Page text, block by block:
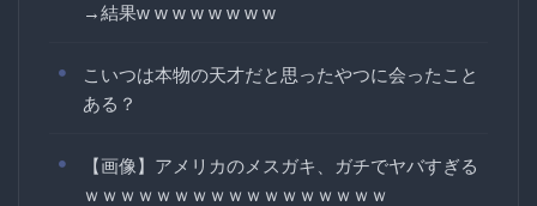
→結果w w w w w w w w
こいつは本物の天才だと思ったやつに会ったこと
ある？
【画像】アメリカのメスガキ、ガチでヤバすぎる
ｗｗｗｗｗｗｗｗｗｗｗｗｗｗｗｗｗ